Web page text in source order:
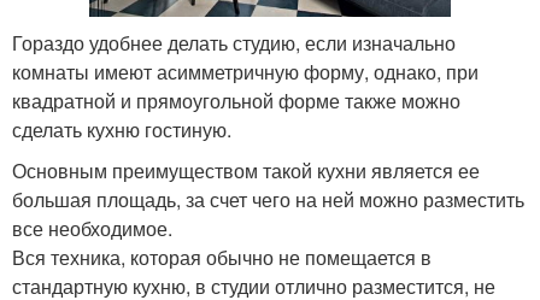
Гораздо удобнее делать студию, если изначально
комнаты имеют асимметричную форму, однако, при
квадратной и прямоугольной форме также можно
сделать кухню гостиную.
Основным преимуществом такой кухни является ее
большая площадь, за счет чего на ней можно разместить
все необходимое.
Вся техника, которая обычно не помещается в
стандартную кухню, в студии отлично разместится, не